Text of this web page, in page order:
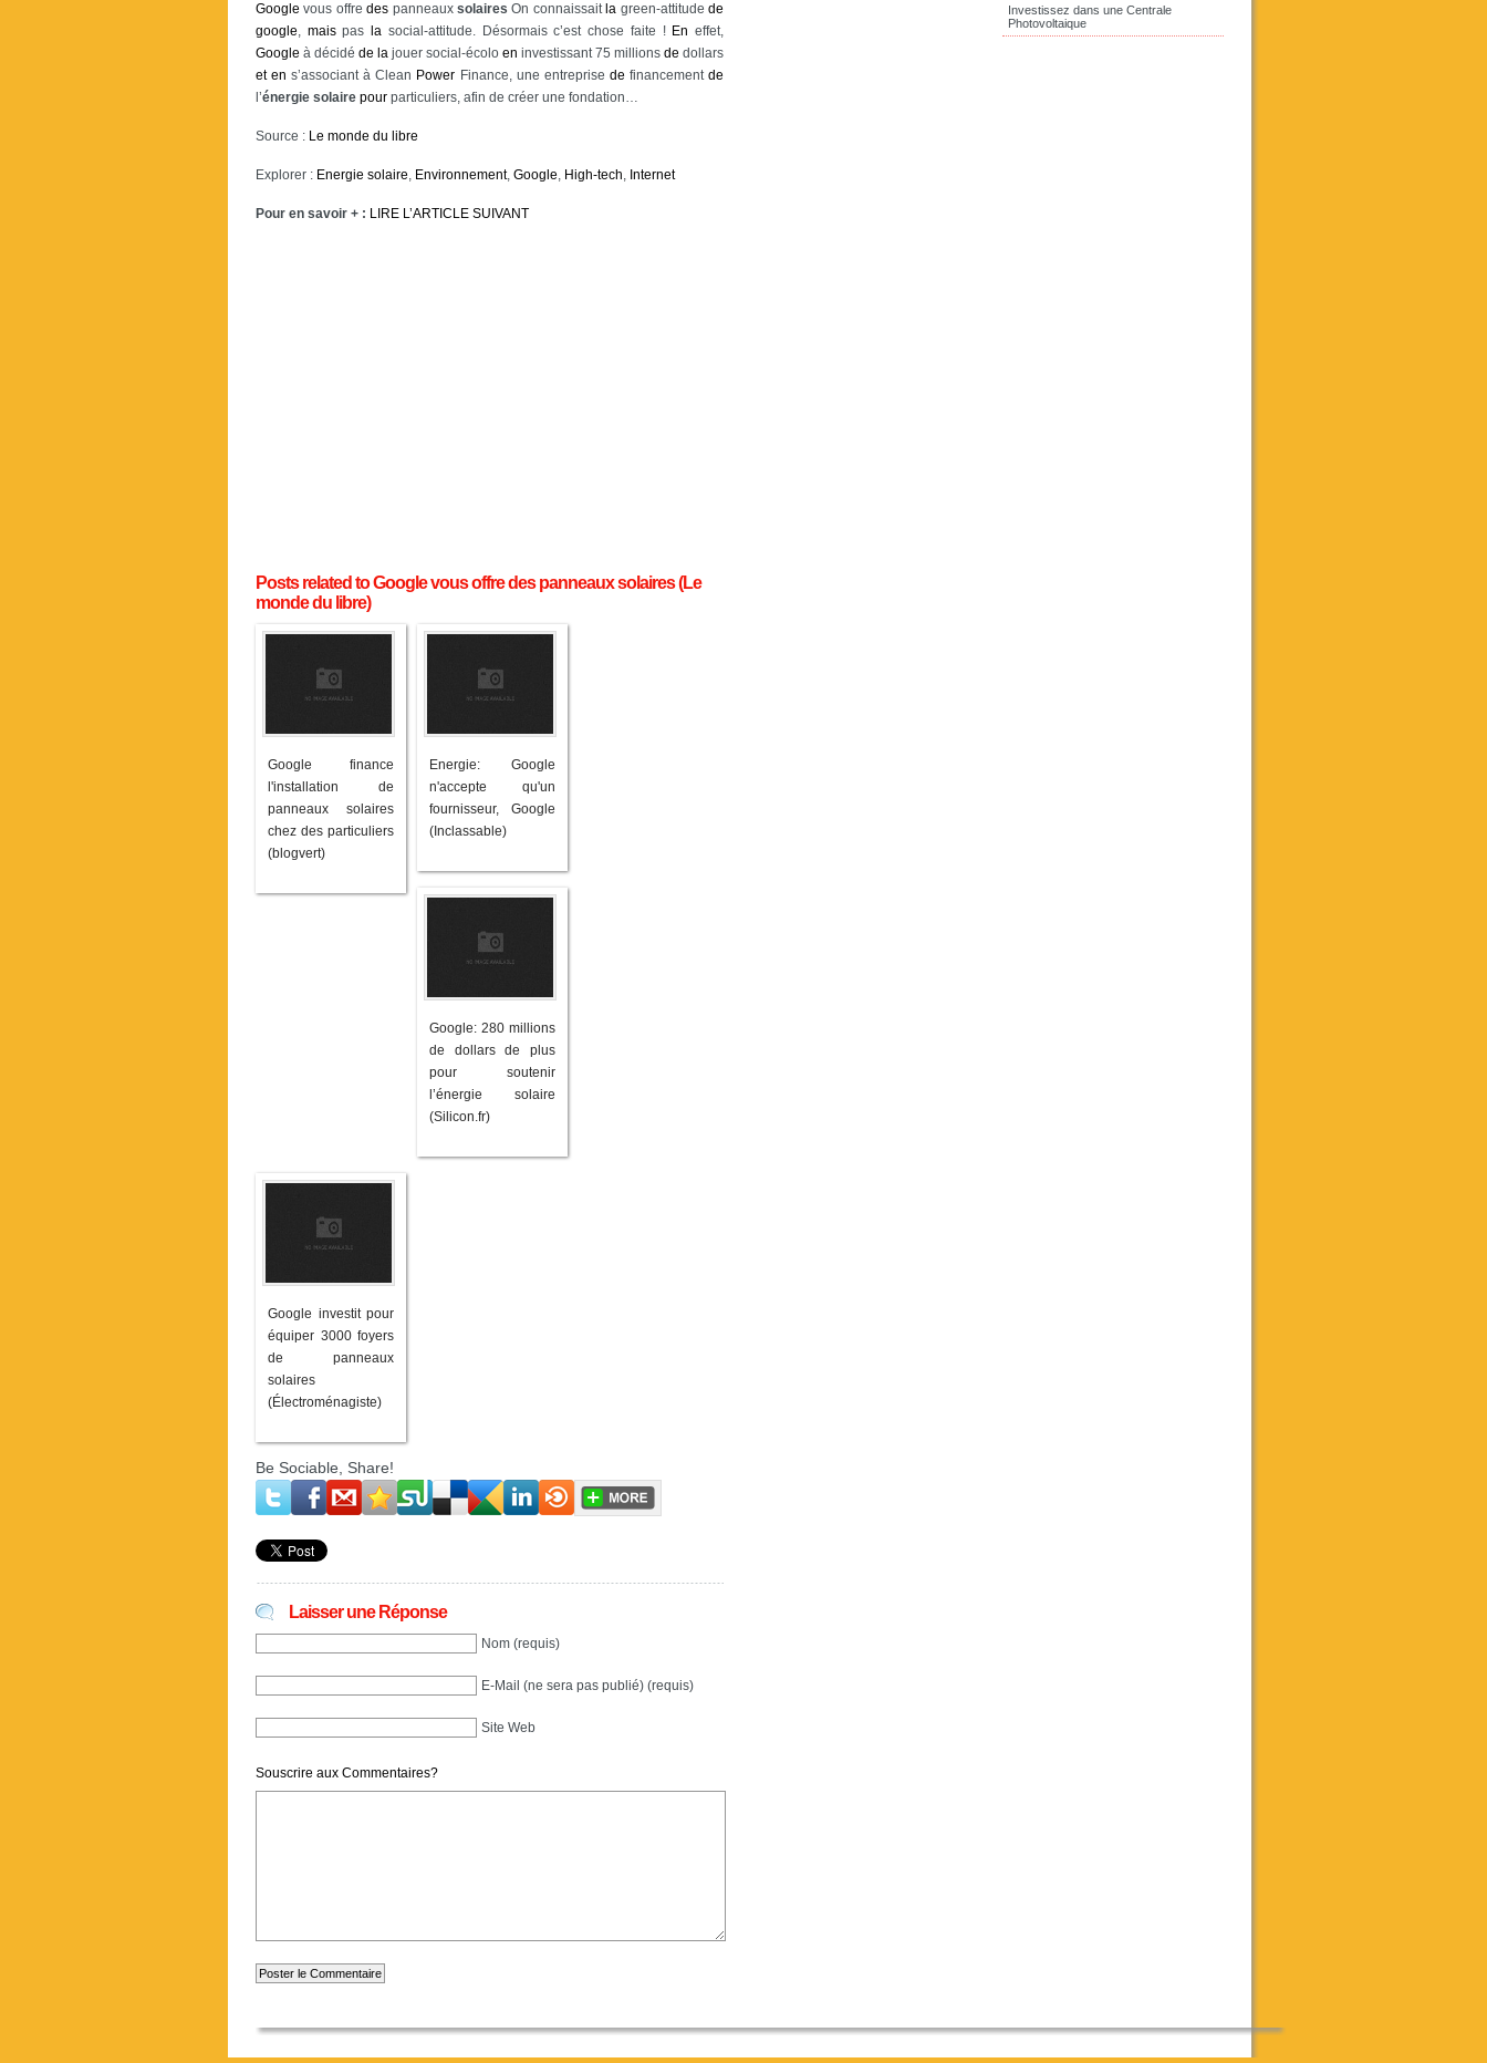
Google vous offredes panneauxsolaires On connaissait la green-attitudede
google, maispas la social-attitude. Désormais c’est chose faite ! En effet,
Google à décidé de la jouer social-écolo en investissant 75 millions de dollars
et en s’associant à Clean Power Finance, une entreprise de financementde
l’énergie solaire pour particuliers, afin de créer une fondation…
Source : Le monde du libre
Explorer : Energie solaire, Environnement, Google, High-tech, Internet
Pour en savoir + : LIRE L’ARTICLE SUIVANT
Posts related to Google vous offre des panneaux solaires (Le
monde du libre)
Google finance
l'installation de
panneaux solaires
chez des particuliers
(blogvert)
Energie: Google
n'accepte qu'un
fournisseur, Google
(Inclassable)
Google: 280 millions
de dollars de plus
pour soutenir
l’énergie solaire
(Silicon.fr)
Google investit pour
équiper 3000 foyers
de panneaux
solaires
(Électroménagiste)
Be Sociable, Share!
Laisser une Réponse
Nom (requis)
E-Mail (ne sera pas publié) (requis)
Site Web
Souscrire aux Commentaires?
Investissez dans une Centrale
Photovoltaique